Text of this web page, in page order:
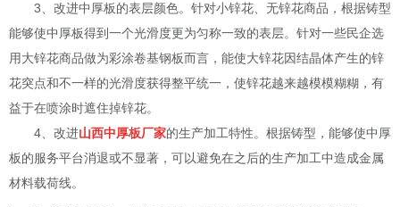
3、改进中厚板的表层颜色。针对小锌花、无锌花商品，根据铸型
能够使中厚板得到一个光滑度更为匀称一致的表层。针对一些民企选
用大锌花商品做为彩涂卷基钢板而言，能使大锌花因结晶体产生的锌
花突点和不一样的光滑度获得整平统一，使锌花越来越模模糊糊，有
益于在喷涂时遮住掉锌花。
4、改进山西中厚板厂家的生产加工特性。根据铸型，能够使中厚
板的服务平台消退或不显著，可以避免在之后的生产加工中造成金属
材料载荷线。